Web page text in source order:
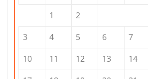
1
2
3
4 5 6 7
10
11 12 13 14